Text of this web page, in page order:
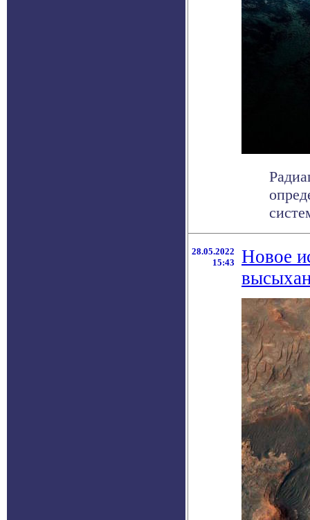
28.05.2022
15:43
Новое